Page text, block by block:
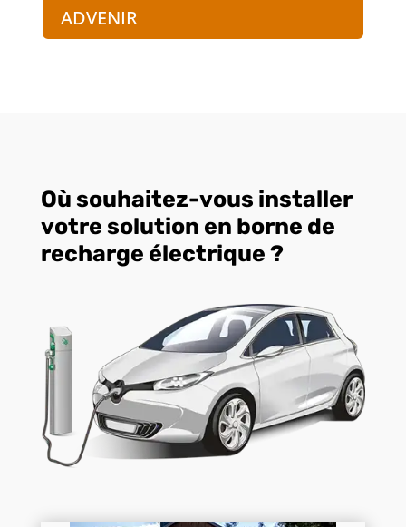
ADVENIR
Où souhaitez-vous installer
votre solution en borne de
recharge électrique ?